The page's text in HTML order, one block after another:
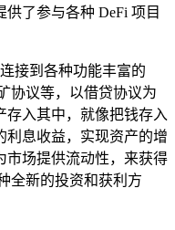
了参与各种 DeFi 项目
接到各种功能丰富的
协议等，以借贷协议为
存入其中，就像把钱存入
利息收益，实现资产的增
市场提供流动性，来获得
全新的投资和获利方